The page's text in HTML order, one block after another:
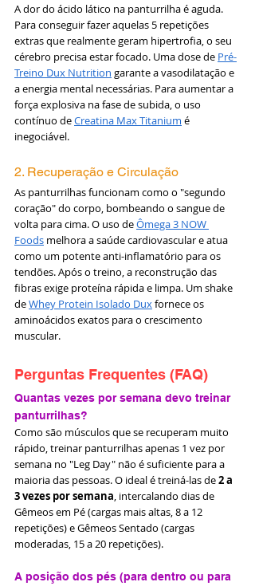
A dor do ácido lático na panturrilha é aguda.
Para conseguir fazer aquelas 5 repetições
extras que realmente geram hipertrofia, o seu
cérebro precisa estar focado. Uma dose de Pré-
Treino Dux Nutrition garante a vasodilatação e
a energia mental necessárias. Para aumentar a
força explosiva na fase de subida, o uso
contínuo de Creatina Max Titanium é
inegociável.
2. Recuperação e Circulação
As panturrilhas funcionam como o "segundo
coração" do corpo, bombeando o sangue de
volta para cima. O uso de Ômega 3 NOW
Foods melhora a saúde cardiovascular e atua
como um potente anti-inflamatório para os
tendões. Após o treino, a reconstrução das
fibras exige proteína rápida e limpa. Um shake
de Whey Protein Isolado Dux fornece os
aminoácidos exatos para o crescimento
muscular.
Perguntas Frequentes (FAQ)
Quantas vezes por semana devo treinar
panturrilhas?
Como são músculos que se recuperam muito
rápido, treinar panturrilhas apenas 1 vez por
semana no "Leg Day" não é suficiente para a
maioria das pessoas. O ideal é treiná-las de 2 a
3 vezes por semana , intercalando dias de
Gêmeos em Pé (cargas mais altas, 8 a 12
repetições) e Gêmeos Sentado (cargas
moderadas, 15 a 20 repetições).
A posição dos pés (para dentro ou para